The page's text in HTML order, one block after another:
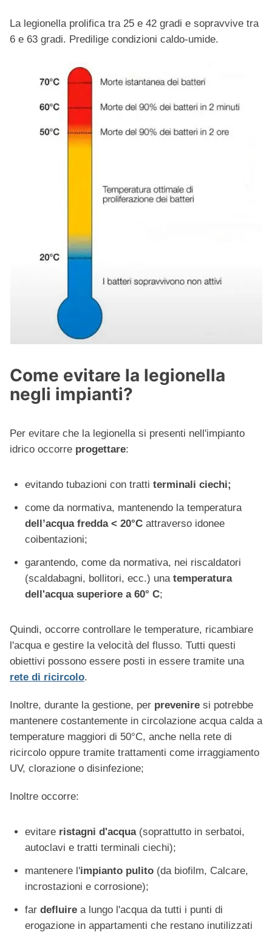
La legionella prolifica tra 25 e 42 gradi e sopravvive tra
6 e 63 gradi. Predilige condizioni caldo-umide.
Come evitare la legionella
negli impianti?
Per evitare che la legionella si presenti nell'impianto
idrico occorre progettare:
evitando tubazioni con tratti terminali ciechi;
come da normativa, mantenendo la temperatura
dell’acqua fredda < 20°C attraverso idonee
coibentazioni;
garantendo, come da normativa, nei riscaldatori
(scaldabagni, bollitori, ecc.) una temperatura
dell'acqua superiore a 60° C;
Quindi, occorre controllare le temperature, ricambiare
l'acqua e gestire la velocità del flusso. Tutti questi
obiettivi possono essere posti in essere tramite una
rete di ricircolo.
Inoltre, durante la gestione, per prevenire si potrebbe
mantenere costantemente in circolazione acqua calda a
temperature maggiori di 50°C, anche nella rete di
ricircolo oppure tramite trattamenti come irraggiamento
UV, clorazione o disinfezione;
Inoltre occorre:
evitare ristagni d'acqua(soprattutto in serbatoi,
autoclavi e tratti terminali ciechi);
mantenere l'impianto pulito (da biofilm, Calcare,
incrostazioni e corrosione);
far defluire a lungo l'acqua da tutti i punti di
erogazione in appartamenti che restano inutilizzati